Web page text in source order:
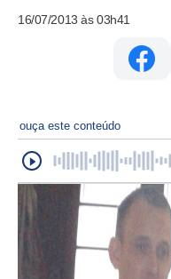
16/07/2013 às 03h41
ouça este conteúdo